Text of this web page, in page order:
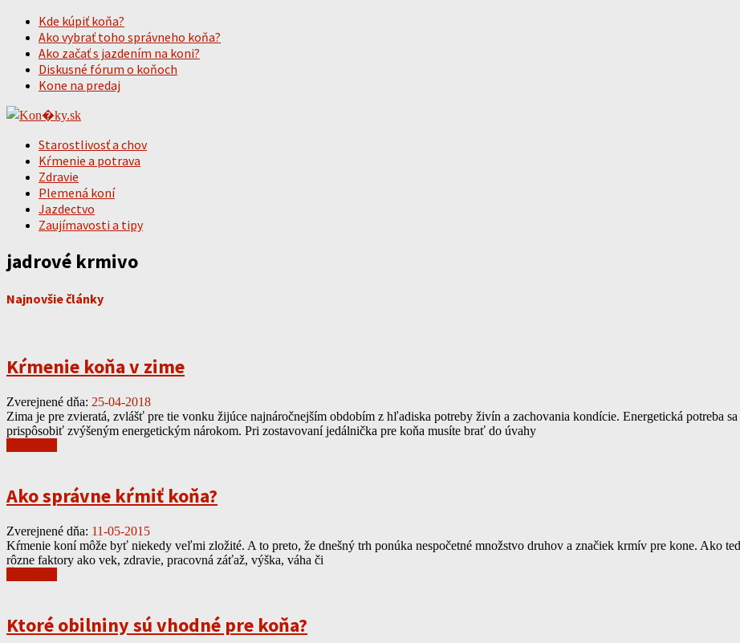
Kde kúpiť koňa?
Ako vybrať toho správneho koňa?
Ako začať s jazdením na koni?
Diskusné fórum o koňoch
Kone na predaj
Starostlivosť a chov
Kŕmenie a potrava
Zdravie
Plemená koní
Jazdectvo
Zaujímavosti a tipy
jadrové krmivo
Najnovšie články
Kŕmenie koňa v zime
Zverejnené dňa: 25-04-2018
Zima je pre zvieratá, zvlášť pre tie vonku žijúce najnáročnejším obdobím z hľadiska potreby živín a zachovania kondície. Energetická potreba
prispôsobiť zvýšeným energetickým nárokom. Pri zostavovaní jedálnička pre koňa musíte brať do úvahy
Ako správne kŕmiť koňa?
Zverejnené dňa: 11-05-2015
Kŕmenie koní môže byť niekedy veľmi zložité. A to preto, že dnešný trh ponúka nespočetné množstvo druhov a značiek krmív pre kone. Ako
rôzne faktory ako vek, zdravie, pracovná záťaž, výška, váha či
Ktoré obilniny sú vhodné pre koňa?